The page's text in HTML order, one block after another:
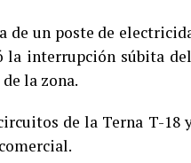
de un poste de
la interrupción súbita
la zona.
de la Terna T-18